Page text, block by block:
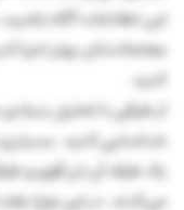
این اطلاعات آگاه
معاملات‌تان بهتر اجرا
کنید.
از طرفی با تحلیل
شناسایی کنید. بسیاری
یک طرف آن ارز قوی و
می‌کنند. در این نوع